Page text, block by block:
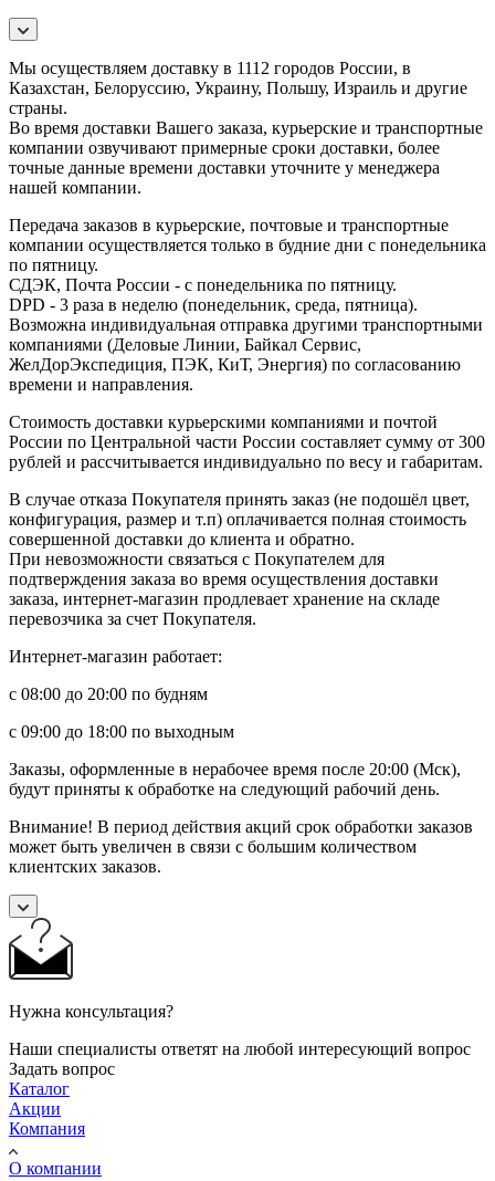
Мы осуществляем доставку в 1112 городов России, в
Казахстан, Белоруссию, Украину, Польшу, Израиль и другие
страны.
Во время доставки Вашего заказа, курьерские и транспортные
компании озвучивают примерные сроки доставки, более
точные данные времени доставки уточните у менеджера
нашей компании.
Передача заказов в курьерские, почтовые и транспортные
компании осуществляется только в будние дни с понедельника
по пятницу.
СДЭК, Почта России - с понедельника по пятницу.
DPD - 3 раза в неделю (понедельник, среда, пятница).
Возможна индивидуальная отправка другими транспортными
компаниями (Деловые Линии, Байкал Сервис,
ЖелДорЭкспедиция, ПЭК, КиТ, Энергия) по согласованию
времени и направления.
Стоимость доставки курьерскими компаниями и почтой
России по Центральной части России составляет сумму от 300
рублей и рассчитывается индивидуально по весу и габаритам.
В случае отказа Покупателя принять заказ (не подошёл цвет,
конфигурация, размер и т.п) оплачивается полная стоимость
совершенной доставки до клиента и обратно.
При невозможности связаться с Покупателем для
подтверждения заказа во время осуществления доставки
заказа, интернет-магазин продлевает хранение на складе
перевозчика за счет Покупателя.
Интернет-магазин работает:
с 08:00 до 20:00 по будням
с 09:00 до 18:00 по выходным
Заказы, оформленные в нерабочее время после 20:00 (Мск),
будут приняты к обработке на следующий рабочий день.
Внимание! В период действия акций срок обработки заказов
может быть увеличен в связи с большим количеством
клиентских заказов.
Нужна консультация?
Наши специалисты ответят на любой интересующий вопрос
Задать вопрос
Каталог
Акции
Компания
О компании